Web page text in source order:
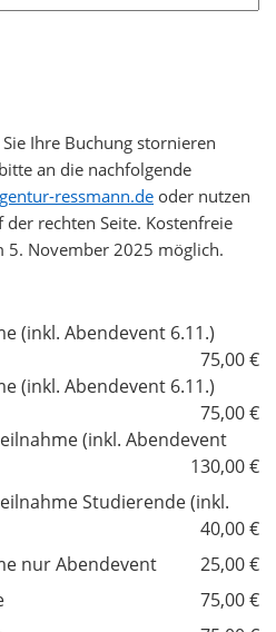
Ihre Buchung stornieren
an die nachfolgende
ressmann.de oder nutzen
der rechten Seite. Kostenfreie
5. November 2025 möglich.
(inkl. Abendevent 6.11.)
75,00 €
(inkl. Abendevent 6.11.)
75,00 €
(inkl. Abendevent
130,00 €
Studierende (inkl.
40,00 €
nur Abendevent
25,00 €
75,00 €